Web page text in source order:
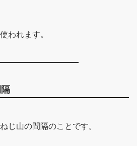
われます。
じ山の間隔のことです。